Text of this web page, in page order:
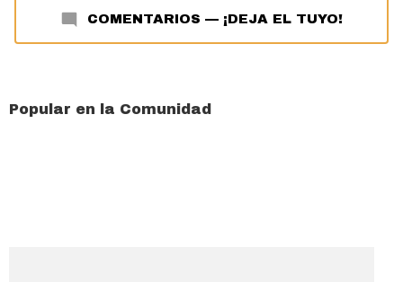
COMENTARIOS — ¡DEJA EL TUYO!
Popular en la Comunidad